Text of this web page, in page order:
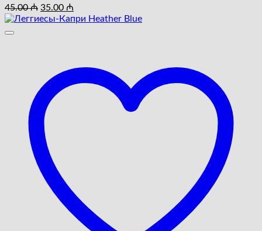
45.00₼ Первоначальная
цена
35.00 ₼
цена: